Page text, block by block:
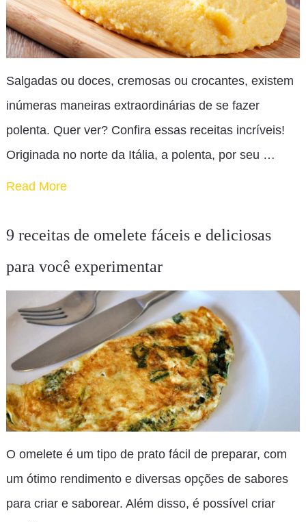
Salgadas ou doces, cremosas ou crocantes, existem
inúmeras maneiras extraordinárias de se fazer
polenta. Quer ver? Confira essas receitas incríveis!
Originada no norte da Itália, a polenta, por seu …
Read More
9 receitas de omelete fáceis e deliciosas
para você experimentar
O omelete é um tipo de prato fácil de preparar, com
um ótimo rendimento e diversas opções de sabores
para criar e saborear. Além disso, é possível criar